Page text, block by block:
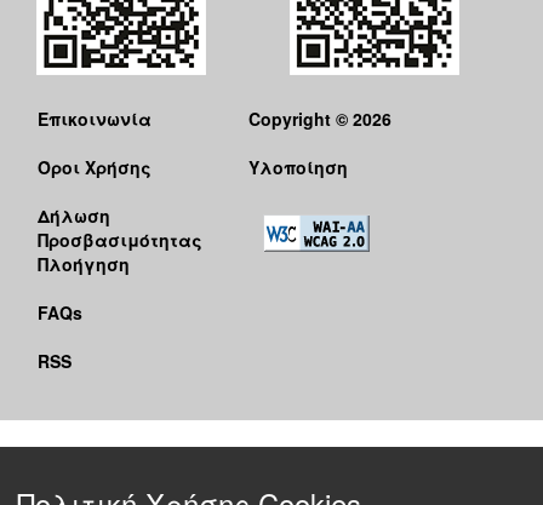
Επικοινωνία
Όροι Χρήσης
Δήλωση
Προσβασιμότητας
Πλοήγηση
FAQs
RSS
Copyright © 2026
Υλοποίηση